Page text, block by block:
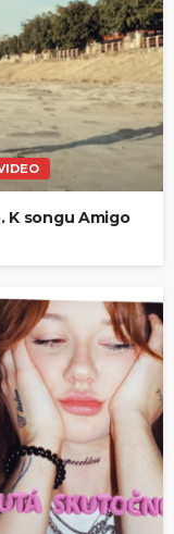
K songu Amigo